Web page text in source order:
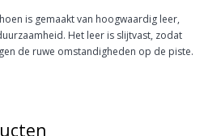
is gemaakt van hoogwaardig leer,
Het leer is slijtvast, zodat
de ruwe omstandigheden op de piste.